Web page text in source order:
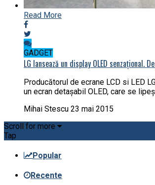
Read More
GADGET
LG lansează un display OLED senzațional.
Producătorul de ecrane LCD si LED
un ecran detașabil OLED, care se
Mihai Stescu 23 mai 2015
Scroll for more
Tap
Popular
Recente